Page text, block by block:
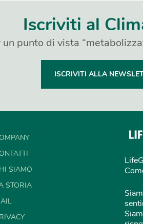
Iscriviti al
un punto di vista
ISCRIVITI ALLA
SIAMO
STORIA